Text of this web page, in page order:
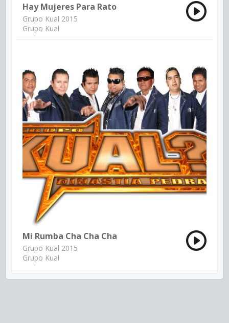
Hay Mujeres Para Rato
Grupo Kual 2015
Grupo Kual
Mi Rumba Cha Cha Cha
Grupo Kual 2015
Grupo Kual